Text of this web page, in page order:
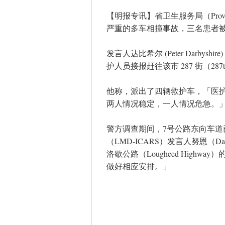
【明报专讯】省卫生服务局（
严重的多车相撞事故，三名患者
发言人达比希尔 (Peter
护人员接报赶往该市 287 街（
他称，派出了四辆救护车，「医
两人情况稳定，一人情况危急。
警方调查期间，7号公路东向车
（LMD-ICARS）发言人努恩（
洛歇公路（Lougheed Highway
做好相应安排。」